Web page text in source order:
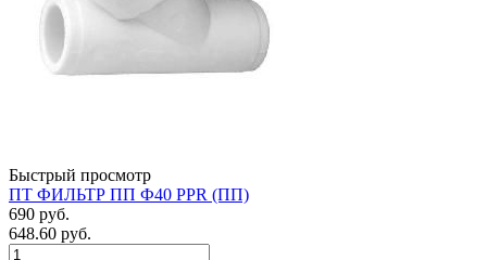
Быстрый просмотр
ПТ ФИЛЬТР ПП Ф40 PPR (ПП)
690 руб.
648.60 руб.